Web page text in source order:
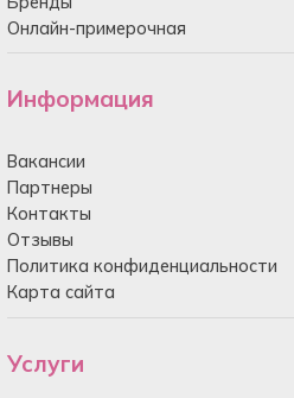
Онлайн-примерочная
Информация
Вакансии
Партнеры
Контакты
Отзывы
Политика конфиденциальности
Карта сайта
Услуги